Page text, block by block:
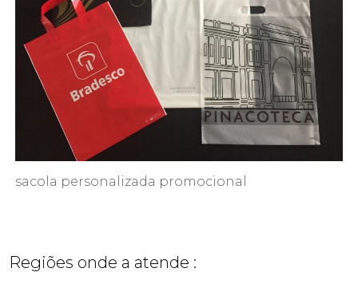
sacola personalizada promocional
Regiões onde a atende :